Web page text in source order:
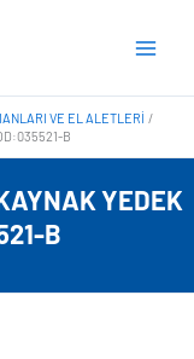
VE EL ALETLERI
B
YEDEK
B